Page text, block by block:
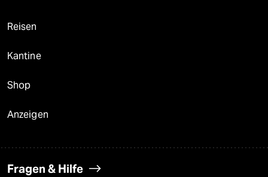
Reisen
Kantine
Shop
Anzeigen
Fragen & Hilfe